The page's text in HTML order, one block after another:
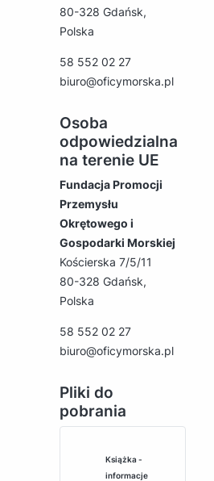
80-328 Gdańsk,
Polska
58 552 02 27
biuro@oficymorska.pl
Osoba
odpowiedzialna
na terenie UE
Fundacja Promocji
Przemysłu
Okrętowego i
Gospodarki Morskiej
Kościerska 7/5/11
80-328 Gdańsk,
Polska
58 552 02 27
biuro@oficymorska.pl
Pliki do
pobrania
Książka -
informacje